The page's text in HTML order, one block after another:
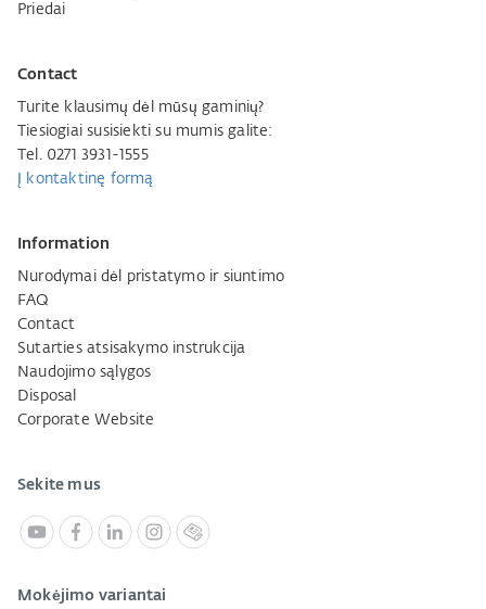
Priedai
Contact
Turite klausimų dėl mūsų gaminių?
Tiesiogiai susisiekti su mumis galite:
Tel. 0271 3931-1555
Į kontaktinę formą
Information
Nurodymai dėl pristatymo ir siuntimo
FAQ
Contact
Sutarties atsisakymo instrukcija
Naudojimo sąlygos
Disposal
Corporate Website
Sekite mus
Mokėjimo variantai